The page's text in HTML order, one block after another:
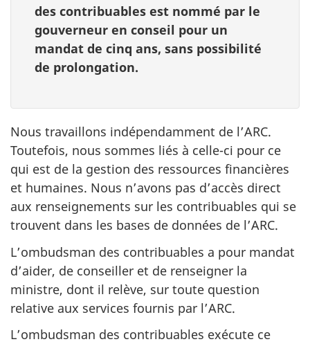
des contribuables est nommé par le
gouverneur en conseil pour un
mandat de cinq ans, sans possibilité
de prolongation.
Nous travaillons indépendamment de l’ARC.
Toutefois, nous sommes liés à celle-ci pour ce
qui est de la gestion des ressources financières
et humaines. Nous n’avons pas d’accès direct
aux renseignements sur les contribuables qui se
trouvent dans les bases de données de l’ARC.
L’ombudsman des contribuables a pour mandat
d’aider, de conseiller et de renseigner la
ministre, dont il relève, sur toute question
relative aux services fournis par l’ARC.
L’ombudsman des contribuables exécute ce